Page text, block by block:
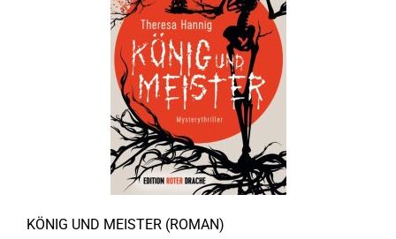
KÖNIG UND MEISTER (ROMAN)